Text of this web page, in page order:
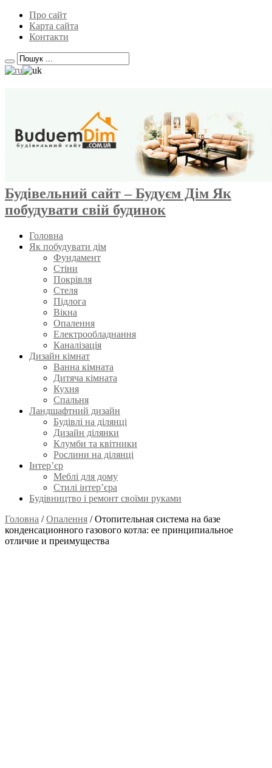
Про сайт
Карта сайта
Контакти
Будівельний сайт – Будуєм Дім Як
побудувати свій будинок
Головна
Як побудувати дім
Фундамент
Стіни
Покрівля
Стеля
Підлога
Вікна
Опалення
Електрообладнання
Каналізація
Дизайн кімнат
Ванна кімната
Дитяча кімната
Кухня
Спальня
Ландшафтний дизайн
Будівлі на ділянці
Дизайн ділянки
Клумби та квітники
Рослини на ділянці
Інтер’єр
Меблі для дому
Стилі інтер’єра
Будівництво і ремонт своїми руками
Головна /Опалення /Отопительная система на базе
конденсационного газового котла: ее принципиальное
отличие и преимущества